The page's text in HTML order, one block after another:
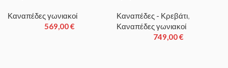
Καναπέδες γωνιακοί
569,00€
Καναπέδες - Κρεβάτι,
Καναπέδες γωνιακοί
749,00€